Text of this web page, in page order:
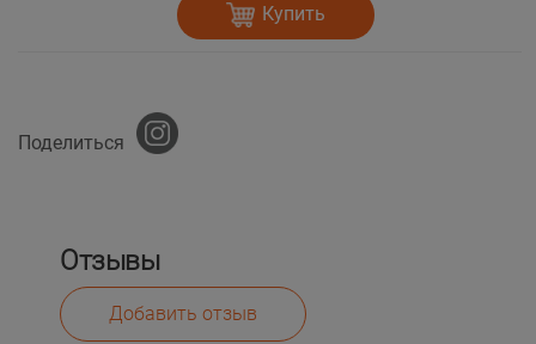
Купить
Поделиться
Отзывы
Добавить отзыв